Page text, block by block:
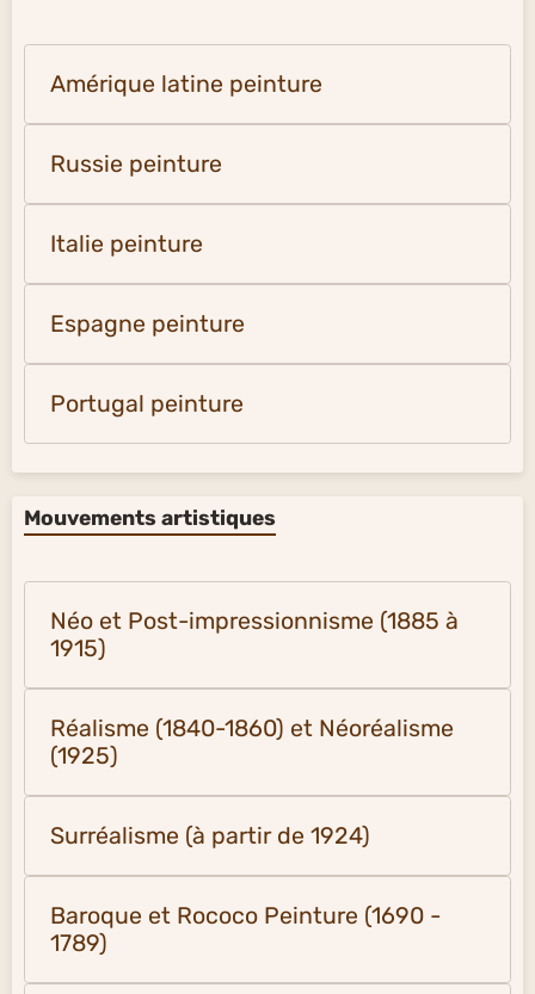
Amérique latine peinture
Russie peinture
Italie peinture
Espagne peinture
Portugal peinture
Mouvements artistiques
Néo et Post-impressionnisme (1885 à
1915)
Réalisme (1840-1860) et Néoréalisme
(1925)
Surréalisme (à partir de 1924)
Baroque et Rococo Peinture (1690 -
1789)